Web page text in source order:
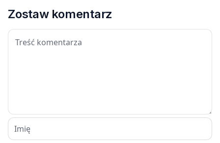
Zostaw komentarz